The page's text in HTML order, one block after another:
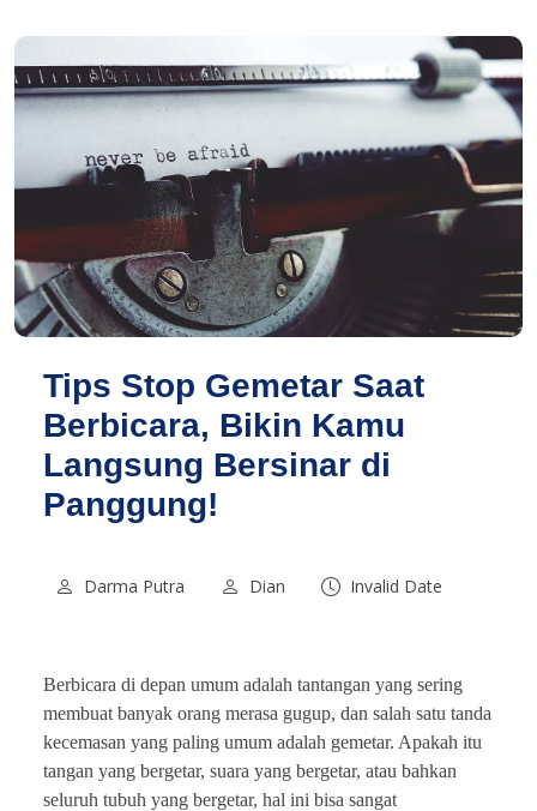
Tips Stop Gemetar Saat
Berbicara, Bikin Kamu
Langsung Bersinar di
Panggung!
Darma Putra Dian Invalid Date
Berbicara di depan umum adalah tantangan yang sering
membuat banyak orang merasa gugup, dan salah satu tanda
kecemasan yang paling umum adalah gemetar. Apakah itu
tangan yang bergetar, suara yang bergetar, atau bahkan
seluruh tubuh yang bergetar, hal ini bisa sangat